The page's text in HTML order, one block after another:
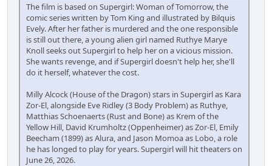
The film is based on Supergirl: Woman of Tomorrow, the
comic series written by Tom King and illustrated by Bilquis
Evely. After her father is murdered and the one responsible
is still out there, a young alien girl named Ruthye Marye
Knoll seeks out Supergirl to help her on a vicious mission.
She wants revenge, and if Supergirl doesn't help her, she'll
do it herself, whatever the cost.
Milly Alcock (House of the Dragon) stars in Supergirl as Kara
Zor-El, alongside Eve Ridley (3 Body Problem) as Ruthye,
Matthias Schoenaerts (Rust and Bone) as Krem of the
Yellow Hill, David Krumholtz (Oppenheimer) as Zor-El, Emily
Beecham (1899) as Alura, and Jason Momoa as Lobo, a role
he has longed to play for years. Supergirl will hit theaters on
June 26, 2026.